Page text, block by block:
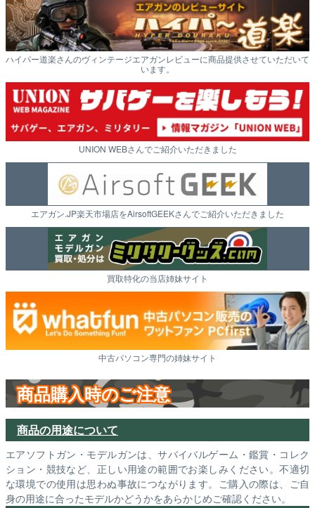
ハイパー道楽さんのヴィンテージエアガンレビューに商品提供させていただいて
います。
UNION WEBさんでご紹介いただきました
エアガン.JP楽天市場店をAirsoftGEEKさんでご紹介いただきました
買取特化の当店姉妹サイト
中古パソコン専門の姉妹サイト
商品購入時のご注意
商品の用途について
エアソフトガン・モデルガンは、サバイバルゲーム・鑑賞・コレク
ション・競技など、正しい用途の範囲でお楽しみください。不適切
な環境での使用は思わぬ事故につながります。ご購入の際は、ご自
身の用途に合ったモデルかどうかをあらかじめご確認ください。